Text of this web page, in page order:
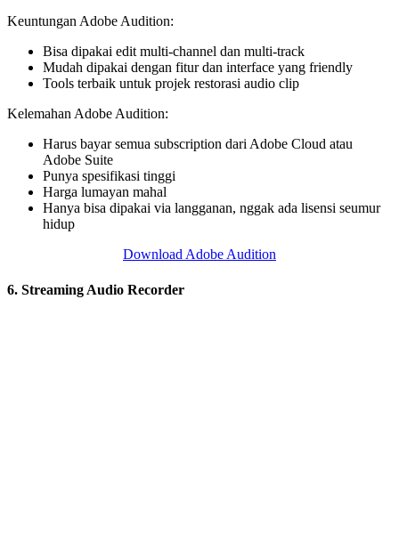
Keuntungan Adobe Audition:
Bisa dipakai edit multi-channel dan multi-track
Mudah dipakai dengan fitur dan interface yang friendly
Tools terbaik untuk projek restorasi audio clip
Kelemahan Adobe Audition:
Harus bayar semua subscription dari Adobe Cloud atau
Adobe Suite
Punya spesifikasi tinggi
Harga lumayan mahal
Hanya bisa dipakai via langganan, nggak ada lisensi seumur
hidup
Download Adobe Audition
6. Streaming Audio Recorder